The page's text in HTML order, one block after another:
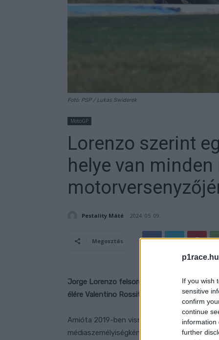
If you wish
sensitive
confirm
continue
information
further
Fotó: PSP / Lukas Swiderek
MotoGP
Lorenzo szerint
helye van
Pestality Máté 2024. 05. 09.
Megosztás
Jorge Lorenzo felsorolta, hogy szerinte ki
élére Valentino Rossit, az aljára pedig
Amióta 2019-ben visszavonult a MotoGP-
médiaszemélyiségként tölti az idejét, így